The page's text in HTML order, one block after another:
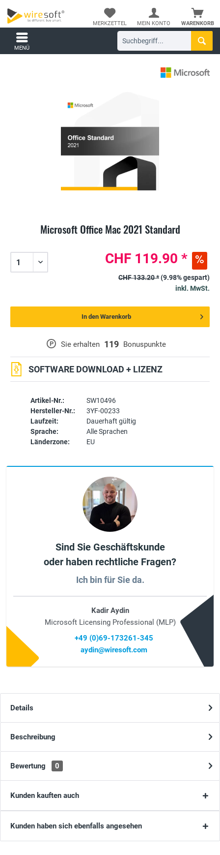
WARENKORB
MERKZETTEL MEIN KONTO
MENÜ
Microsoft Office Mac 2021 Standard
Artikel-Nr.:
SW10496
Hersteller-Nr.:
3YF-00233
Laufzeit:
Dauerhaft gültig
Sprache:
Alle Sprachen
Länderzone:
EU
P Sie erhalten 119 Bonuspunkte
SOFTWARE DOWNLOAD + LIZENZ
CHF 119.90 *
CHF 133.20 *(9.98% gespart)
inkl. MwSt.
In den Warenkorb
Sind Sie Geschäftskunde
oder haben rechtliche Fragen?
Ich bin für Sie da.
Kadir Aydin
Microsoft Licensing Professional (MLP)
+49 (0)69-173261-345
aydin@wiresoft.com
Details
Beschreibung
Bewertung 0
Kunden kauften auch
Kunden haben sich ebenfalls angesehen